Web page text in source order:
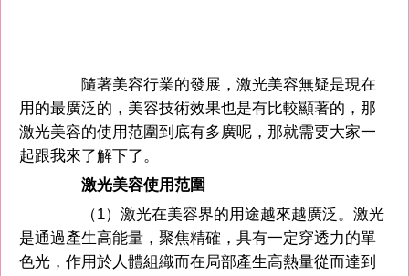
隨著美容行業的發展，激光美容無疑是現在
用的最廣泛的，美容技術效果也是有比較顯著的，那
激光美容的使用范圍到底有多廣呢，那就需要大家一
起跟我來了解下了。
激光美容使用范圍
（1）激光在美容界的用途越來越廣泛。激光
是通過產生高能量，聚焦精確，具有一定穿透力的單
色光，作用於人體組織而在局部產生高熱量從而達到